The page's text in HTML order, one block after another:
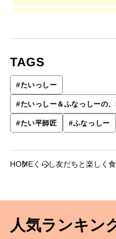
TAGS
#たいっしー
#たいっしー＆ふなっしーの
#たい平師匠 #ふなっしー
HOME くらし友だちと楽しく
人気ランキン